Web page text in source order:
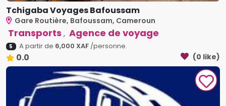
Tchigaba Voyages Bafoussam
Gare Routière, Bafoussam, Cameroun
Transports , Agence de voyage
5 A partir de 6,000 XAF/personne.
0.0 (0 like)